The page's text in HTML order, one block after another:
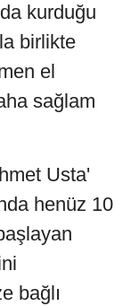
kurduğu
birlikte
el
sağlam
Usta'
henüz 10
bağlı